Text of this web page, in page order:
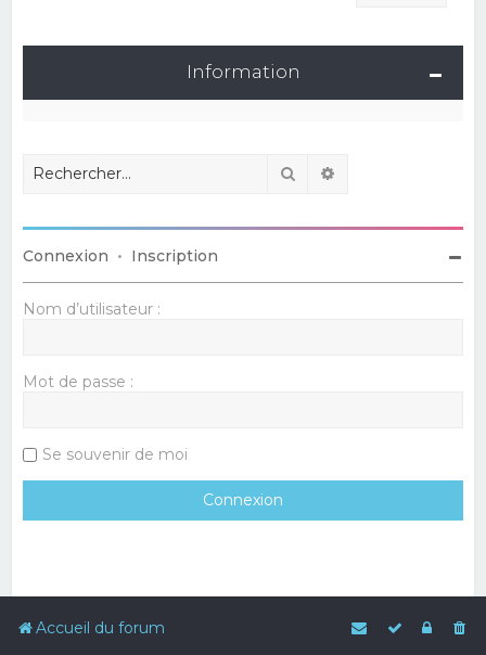
Information
Rechercher
Connexion • Inscription
Nom d’utilisateur :
Mot de passe :
Se souvenir de moi
Accueil du forum